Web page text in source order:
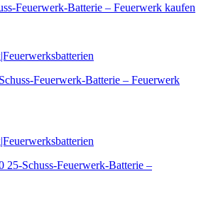
Feuerwerk-Batterie – Feuerwerk kaufen
Feuerwerk-Batterie – Feuerwerk
25-Schuss-Feuerwerk-Batterie –